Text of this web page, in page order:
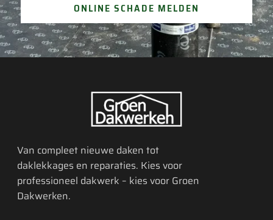
ONLINE SCHADE MELDEN
Van compleet nieuwe daken tot
daklekkages en reparaties. Kies voor
professioneel dakwerk – kies voor Groen
Dakwerken.